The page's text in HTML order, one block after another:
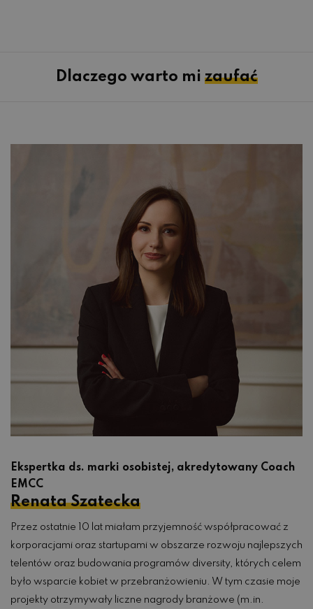
Dlaczego warto mi zaufać
Ekspertka ds. marki osobistej, akredytowany Coach
EMCC
Renata Szatecka
Przez ostatnie 10 lat miałam przyjemność współpracować z
korporacjami oraz startupami w obszarze rozwoju najlepszych
telentów oraz budowania programów diversity, których celem
było wsparcie kobiet w przebranżowieniu. W tym czasie moje
projekty otrzymywały liczne nagrody branżowe (m.in.